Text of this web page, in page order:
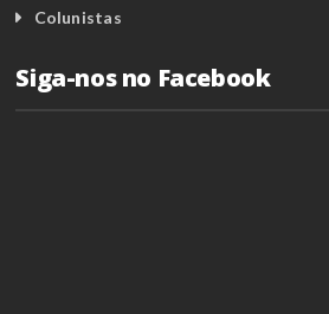
Colunistas
Siga-nos no Facebook